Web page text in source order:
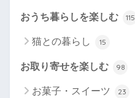
おうち暮らしを楽しむ 115
猫との暮らし 15
お取り寄せを楽しむ 98
お菓子・スイーツ 23